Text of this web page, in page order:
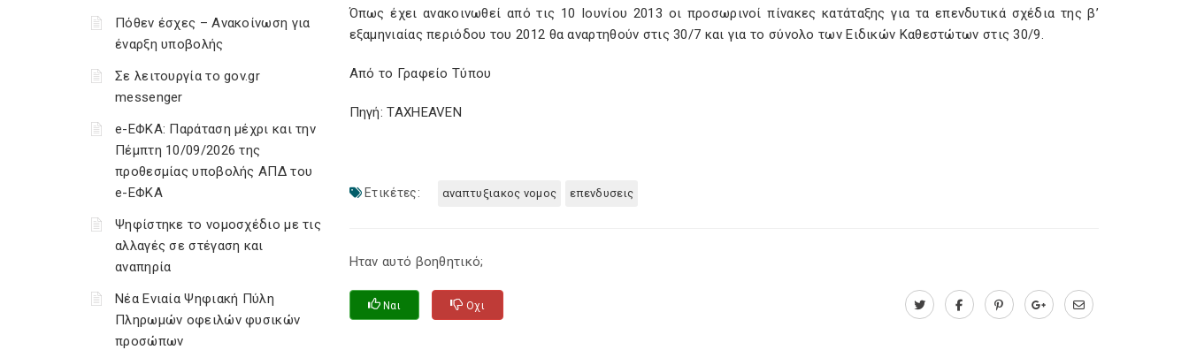
Πόθεν έσχες – Ανακοίνωση για
έναρξη υποβολής
Σε λειτουργία το gov.gr
messenger
e-ΕΦΚΑ: Παράταση μέχρι και την
Πέμπτη 10/09/2026 της
προθεσμίας υποβολής ΑΠΔ του
e-ΕΦΚΑ
Ψηφίστηκε το νομοσχέδιο με τις
αλλαγές σε στέγαση και
αναπηρία
Νέα Ενιαία Ψηφιακή Πύλη
Πληρωμών οφειλών φυσικών
προσώπων
Όπως έχει ανακοινωθεί από τις 10 Ιουνίου 2013 οι προσωρινοί πίνακες κατάταξης για τα επενδυτικά σχέδια της β’
εξαμηνιαίας περιόδου του 2012 θα αναρτηθούν στις 30/7 και για το σύνολο των Ειδικών Καθεστώτων στις 30/9.
Από το Γραφείο Τύπου
Πηγή: TAXHEAVEN
Ετικέτες: αναπτυξιακος νομος επενδυσεις
Ηταν αυτό βοηθητικό;
Ναι Οχι